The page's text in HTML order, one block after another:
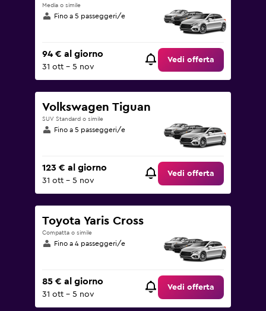
Media o simile
Fino a 5 passeggeri/e
94 € al giorno
31 ott - 5 nov
Vedi offerta
Volkswagen Tiguan
SUV Standard o simile
Fino a 5 passeggeri/e
123 € al giorno
31 ott - 5 nov
Vedi offerta
Toyota Yaris Cross
Compatta o simile
Fino a 4 passeggeri/e
85 € al giorno
31 ott - 5 nov
Vedi offerta